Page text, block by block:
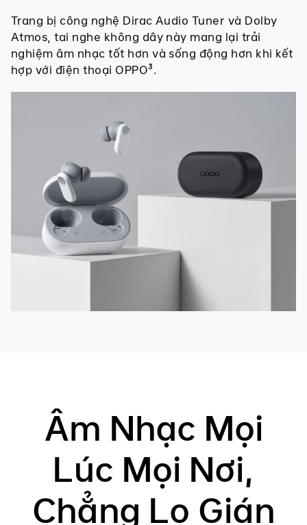
Trang bị công nghệ Dirac Audio Tuner và Dolby
Atmos, tai nghe không dây này mang lại trải
nghiệm âm nhạc tốt hơn và sống động hơn khi kết
hợp với điện thoại OPPO³.
Âm Nhạc Mọi
Lúc Mọi Nơi,
Chẳng Lo Gián